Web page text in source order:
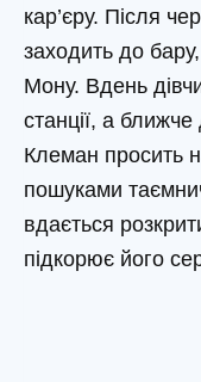
кар’єру. Після
заходить до
Мону. Вдень
станції, а
Клеман просить
пошуками
вдається
підкорює його